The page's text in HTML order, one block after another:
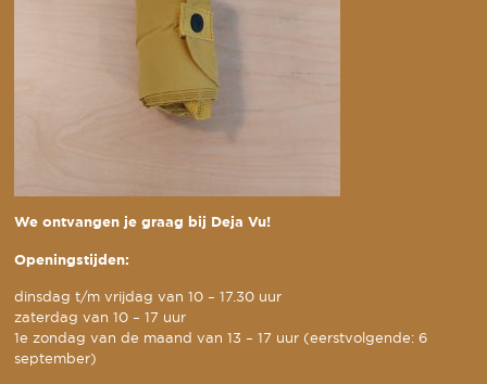
We ontvangen je graag bij Deja Vu!
Openingstijden:
dinsdag t/m vrijdag van 10 – 17.30 uur
zaterdag van 10 – 17 uur
1e zondag van de maand van 13 – 17 uur (eerstvolgende: 6
september)